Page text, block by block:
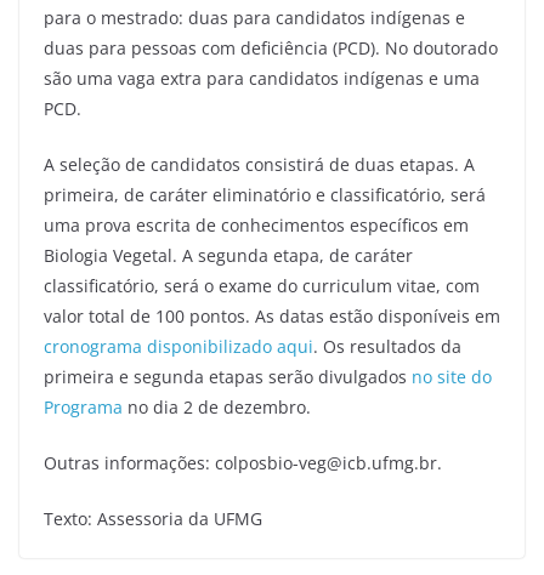
para o mestrado: duas para candidatos indígenas e
duas para pessoas com deficiência (PCD). No doutorado
são uma vaga extra para candidatos indígenas e uma
PCD.
A seleção de candidatos consistirá de duas etapas. A
primeira, de caráter eliminatório e classificatório, será
uma prova escrita de conhecimentos específicos em
Biologia Vegetal. A segunda etapa, de caráter
classificatório, será o exame do curriculum vitae, com
valor total de 100 pontos. As datas estão disponíveis em
cronograma disponibilizado aqui. Os resultados da
primeira e segunda etapas serão divulgados no site do
Programa no dia 2 de dezembro.
Outras informações: colposbio-veg@icb.ufmg.br.
Texto: Assessoria da UFMG